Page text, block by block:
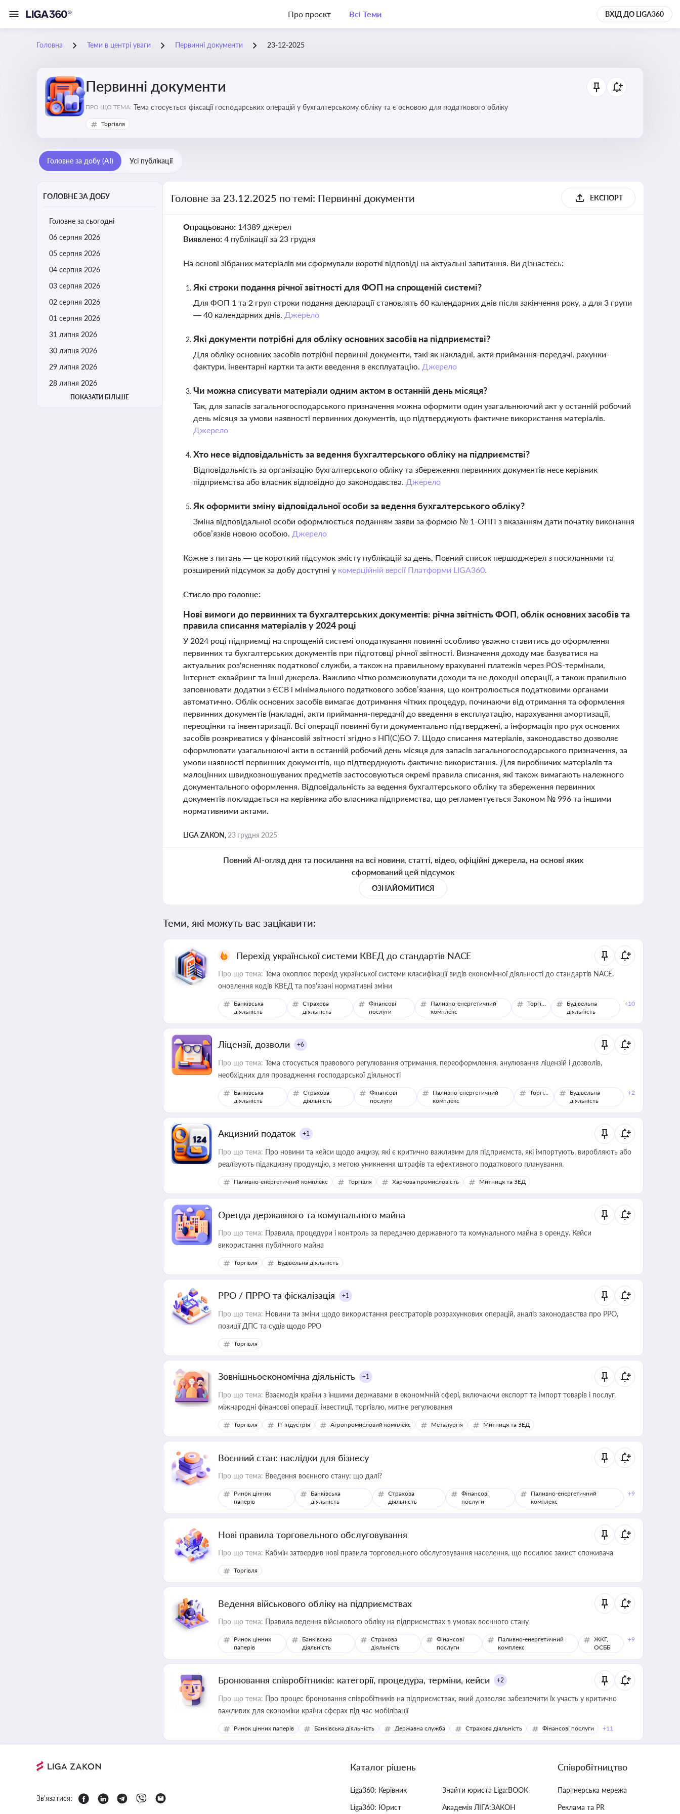
Про проєкт Всі Теми ВХІД ДО LIGA360
Головна Теми в центрі уваги Первинні документи 23-12-2025
Первинні документи
ПРО ЩО ТЕМА: Тема стосується фіксації господарських операцій у бухгалтерському обліку та є основою для податкового обліку
Торгівля
Головне за добу (AI) Усі публікації
ГОЛОВНЕ ЗА ДОБУ
Головне за сьогодні
06 серпня 2026
05 серпня 2026
04 серпня 2026
03 серпня 2026
02 серпня 2026
01 серпня 2026
31 липня 2026
30 липня 2026
29 липня 2026
28 липня 2026
ПОКАЗАТИ БІЛЬШЕ
Головне за 23.12.2025 по темі: Первинні документи ЕКСПОРТ
Опрацьовано: 14389 джерел
Виявлено: 4 публікації за 23 грудня
На основі зібраних матеріалів ми сформували короткі відповіді на актуальні запитання. Ви дізнаєтесь:
Які строки подання річної звітності для ФОП на спрощеній системі?
Для ФОП 1 та 2 груп строки подання декларації становлять 60 календарних днів після закінчення року, а для 3 групи
— 40 календарних днів. Джерело
Які документи потрібні для обліку основних засобів на підприємстві?
Для обліку основних засобів потрібні первинні документи, такі як накладні, акти приймання-передачі, рахунки-
фактури, інвентарні картки та акти введення в експлуатацію. Джерело
Чи можна списувати матеріали одним актом в останній день місяця?
Так, для запасів загальногосподарського призначення можна оформити один узагальнюючий акт у останній робочий
день місяця за умови наявності первинних документів, що підтверджують фактичне використання матеріалів.
Джерело
Хто несе відповідальність за ведення бухгалтерського обліку на підприємстві?
Відповідальність за організацію бухгалтерського обліку та збереження первинних документів несе керівник
підприємства або власник відповідно до законодавства. Джерело
Як оформити зміну відповідальної особи за ведення бухгалтерського обліку?
Зміна відповідальної особи оформлюється поданням заяви за формою № 1-ОПП з вказанням дати початку виконання
обов’язків новою особою. Джерело
Кожне з питань — це короткий підсумок змісту публікацій за день. Повний список першоджерел з посиланнями та
розширений підсумок за добу доступні у комерційній версії Платформи LIGA360.
Стисло про головне:
Нові вимоги до первинних та бухгалтерських документів: річна звітність ФОП, облік основних засобів та
правила списання матеріалів у 2024 році
У 2024 році підприємці на спрощеній системі оподаткування повинні особливо уважно ставитись до оформлення
первинних та бухгалтерських документів при підготовці річної звітності. Визначення доходу має базуватися на
актуальних роз'ясненнях податкової служби, а також на правильному врахуванні платежів через POS-термінали,
інтернет-еквайринг та інші джерела. Важливо чітко розмежовувати доходи та не доходні операції, а також правильно
заповнювати додатки з ЄСВ і мінімального податкового зобов’язання, що контролюється податковими органами
автоматично. Облік основних засобів вимагає дотримання чітких процедур, починаючи від отримання та оформлення
первинних документів (накладні, акти приймання-передачі) до введення в експлуатацію, нарахування амортизації,
переоцінки та інвентаризації. Всі операції повинні бути документально підтверджені, а інформація про рух основних
засобів розкриватися у фінансовій звітності згідно з НП(С)БО 7. Щодо списання матеріалів, законодавство дозволяє
оформлювати узагальнюючі акти в останній робочий день місяця для запасів загальногосподарського призначення, за
умови наявності первинних документів, що підтверджують фактичне використання. Для виробничих матеріалів та
малоцінних швидкозношуваних предметів застосовуються окремі правила списання, які також вимагають належного
документального оформлення. Відповідальність за ведення бухгалтерського обліку та збереження первинних
документів покладається на керівника або власника підприємства, що регламентується Законом № 996 та іншими
нормативними актами.
LIGA ZAKON, 23 грудня 2025
Повний AI-огляд дня та посилання на всі новини, статті, відео, офіційні джерела, на основі яких
сформований цей підсумок
ОЗНАЙОМИТИСЯ
Теми, які можуть вас зацікавити:
Перехід української системи КВЕД до стандартів NACE
Про що тема: Тема охоплює перехід української системи класифікації видів економічної діяльності до стандартів NACE,
оновлення кодів КВЕД та пов'язані нормативні зміни
Банківська
діяльність
Страхова
діяльність
Фінансові
послуги
Паливно-енергетичний
комплекс
Торгівля
Будівельна
діяльність
+10
Ліцензії, дозволи +6
Про що тема: Тема стосується правового регулювання отримання, переоформлення, анулювання ліцензій і дозволів,
необхідних для провадження господарської діяльності
Банківська
діяльність
Страхова
діяльність
Фінансові
послуги
Паливно-енергетичний
комплекс
Торгівля
Будівельна
діяльність
+2
Акцизний податок +1
Про що тема: Про новини та кейси щодо акцизу, які є критично важливим для підприємств, які імпортують, виробляють або
реалізують підакцизну продукцію, з метою уникнення штрафів та ефективного податкового планування.
Паливно-енергетичний комплекс Торгівля Харчова промисловість Митниця та ЗЕД
Оренда державного та комунального майна
Про що тема: Правила, процедури і контроль за передачею державного та комунального майна в оренду. Кейси
використання публічного майна
Торгівля Будівельна діяльність
РРО / ПРРО та фіскалізація +1
Про що тема: Новини та зміни щодо використання реєстраторів розрахункових операцій, аналіз законодавства про РРО,
позиції ДПС та судів щодо РРО
Торгівля
Зовнішньоекономічна діяльність +1
Про що тема: Взаємодія країни з іншими державами в економічній сфері, включаючи експорт та імпорт товарів і послуг,
міжнародні фінансові операції, інвестиції, торгівлю, митне регулювання
Торгівля IT-індустрія Агропромисловий комплекс Металургія Митниця та ЗЕД
Воєнний стан: наслідки для бізнесу
Про що тема: Введення воєнного стану: що далі?
Ринок цінних
паперів
Банківська
діяльність
Страхова
діяльність
Фінансові
послуги
Паливно-енергетичний
комплекс
+9
Нові правила торговельного обслуговування
Про що тема: Кабмін затвердив нові правила торговельного обслуговування населення, що посилює захист споживача
Торгівля
Ведення військового обліку на підприємствах
Про що тема: Правила ведення військового обліку на підприємствах в умовах воєнного стану
Ринок цінних
паперів
Банківська
діяльність
Страхова
діяльність
Фінансові
послуги
Паливно-енергетичний
комплекс
ЖКГ,
ОСББ
+9
Бронювання співробітників: категорії, процедура, терміни, кейси +2
Про що тема: Про процес бронювання співробітників на підприємствах, який дозволяє забезпечити їх участь у критично
важливих для економіки країни сферах під час мобілізації
Ринок цінних паперів Банківська діяльність Державна служба Страхова діяльність Фінансові послуги +11
Зв'язатися:
Каталог рішень
Liga360: Керівник
Liga360: Юрист
Знайти юриста Liga:BOOK
Академія ЛІГА:ЗАКОН
Співробітництво
Партнерська мережа
Реклама та PR